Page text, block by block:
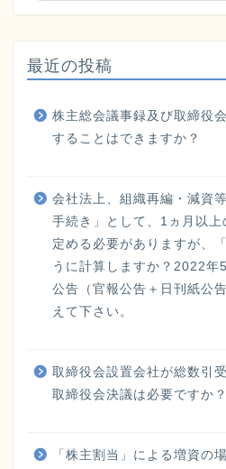
最近の投稿
株主総会議事録及び取締役
することはできますか？
会社法上、組織再編・減資
手続き」として、1ヵ月以
定める必要がありますが、
うに計算しますか？2022年
公告（官報公告＋日刊紙公
えて下さい。
取締役会設置会社が総数引
取締役会決議は必要ですか？
「株主割当」による増資の